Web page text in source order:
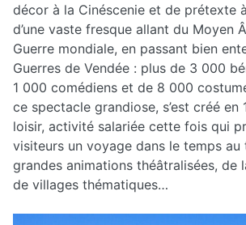
décor à la Cinéscenie et de prétexte
d’une vaste fresque allant du Moyen
Guerre mondiale, en passant bien
Guerres de Vendée : plus de 3 000
1 000 comédiens et de 8 000
ce spectacle grandiose, s’est créé en
loisir, activité salariée cette fois qui
visiteurs un voyage dans le temps au
grandes animations théâtralisées, de
de villages thématiques…